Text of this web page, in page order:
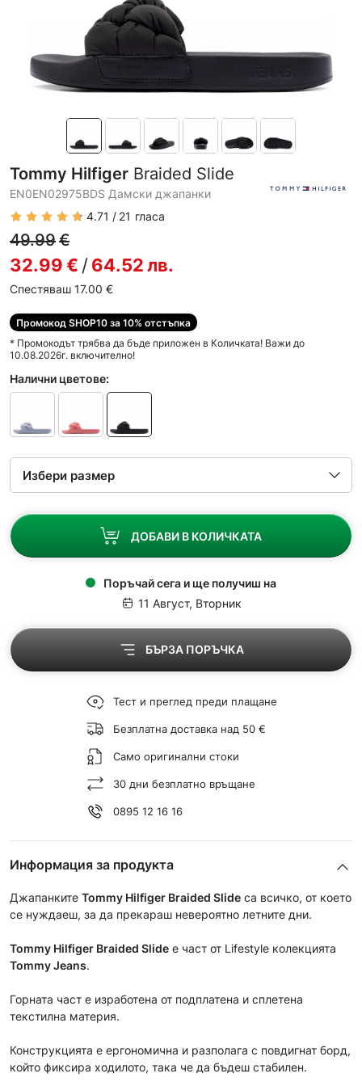
Tommy Hilfiger Braided Slide
EN0EN02975BDS Дамски джапанки
4.71
21 гласа
49.99€
32.99€ /64.52лв.
Спестяваш 17.00 €
Промокод SHOP10 за 10% отстъпка
* Промокодът трябва да бъде приложен в Количката! Важи до
10.08.2026г. включително!
Налични цветове:
ДОБАВИ В КОЛИЧКАТА
Поръчай сега и ще получиш на
11 Август, Вторник
БЪРЗА ПОРЪЧКА
Тест и преглед преди плащане
Безплатна доставка над 50 €
Само оригинални стоки
30 дни безплатно връщане
0895 12 16 16
Информация за продукта
Джапанките Tommy Hilfiger Braided Slide са всичко, от което
се нуждаеш, за да прекараш невероятно летните дни.
Tommy Hilfiger Braided Slide е част от Lifestyle колекцията
Tommy Jeans.
Горната част е изработена от подплатена и сплетена
текстилна материя.
Конструкцията е ергономична и разполага с повдигнат борд,
който фиксира ходилото, така че да бъдеш стабилен.